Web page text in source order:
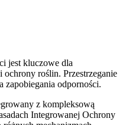
jest kluczowe dla
roślin. Przestrzeganie
zapobiegania odporności.
z kompleksową
Integrowanej Ochrony